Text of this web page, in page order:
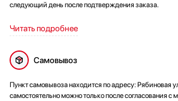
следующий день после подтверждения заказа.
Читать подробнее
Самовывоз
Пункт самовывоза находится по адресу: Рябиновая
самостоятельно можно только после согласования